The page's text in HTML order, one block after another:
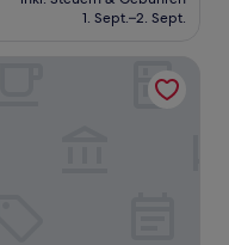
beträgt
1. Sept.–2. Sept.